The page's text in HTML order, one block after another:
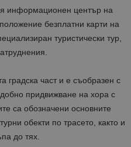
информационен център на
безплатни карти на
туристически тур,
градска част и е съобразен с
придвижване на хора с
са обозначени основните
обекти по трасето, както и
до тях.